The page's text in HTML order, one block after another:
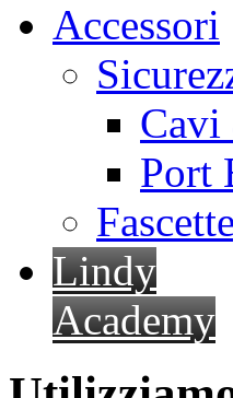
Accessori
Cavi
Port
Lindy
Academy